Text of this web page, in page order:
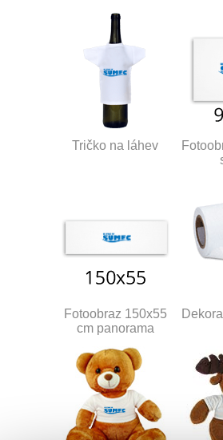
Tričko na láhev
Fotoobraz 150x55
cm panorama